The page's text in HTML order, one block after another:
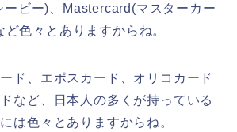
ービー)、Mastercard(マスターカー
色々とありますからね。
ド、エポスカード、オリコカード
など、日本人の多くが持っている
は色々とありますからね。